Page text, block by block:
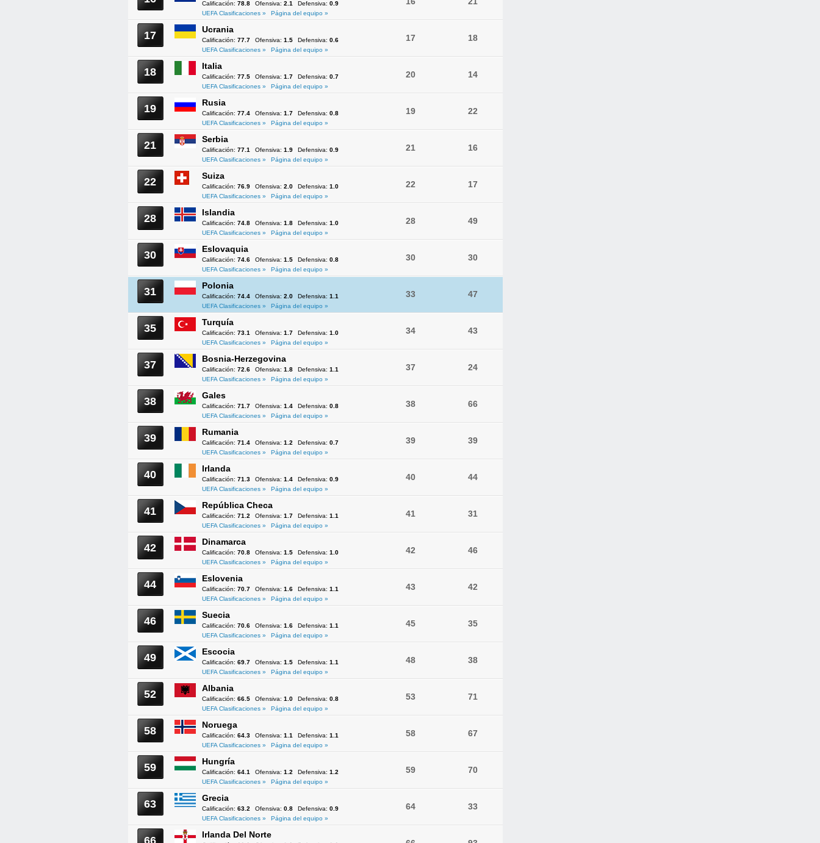
Calificación: 78.8 Ofensiva: 2.1 Defensiva: 0.9
UEFA Clasificaciones »
Página del equipo »
17 Ucrania
Calificación: 77.7 Ofensiva: 1.5 Defensiva: 0.6
UEFA Clasificaciones »
Página del equipo »
17 18
18 Italia
Calificación: 77.5 Ofensiva: 1.7 Defensiva: 0.7
UEFA Clasificaciones »
Página del equipo »
20 14
19 Rusia
Calificación: 77.4 Ofensiva: 1.7 Defensiva: 0.8
UEFA Clasificaciones »
Página del equipo »
19 22
21 Serbia
Calificación: 77.1 Ofensiva: 1.9 Defensiva: 0.9
UEFA Clasificaciones »
Página del equipo »
21 16
22 Suiza
Calificación: 76.9 Ofensiva: 2.0 Defensiva: 1.0
UEFA Clasificaciones »
Página del equipo »
22 17
28 Islandia
Calificación: 74.8 Ofensiva: 1.8 Defensiva: 1.0
UEFA Clasificaciones »
Página del equipo »
28 49
30 Eslovaquia
Calificación: 74.6 Ofensiva: 1.5 Defensiva: 0.8
UEFA Clasificaciones »
Página del equipo »
30 30
31 Polonia
Calificación: 74.4 Ofensiva: 2.0 Defensiva: 1.1
UEFA Clasificaciones »
Página del equipo »
33 47
35 Turquía
Calificación: 73.1 Ofensiva: 1.7 Defensiva: 1.0
UEFA Clasificaciones »
Página del equipo »
34 43
37 Bosnia-Herzegovina
Calificación: 72.6 Ofensiva: 1.8 Defensiva: 1.1
UEFA Clasificaciones »
Página del equipo »
37 24
38 Gales
Calificación: 71.7 Ofensiva: 1.4 Defensiva: 0.8
UEFA Clasificaciones »
Página del equipo »
38 66
39 Rumania
Calificación: 71.4 Ofensiva: 1.2 Defensiva: 0.7
UEFA Clasificaciones »
Página del equipo »
39 39
40 Irlanda
Calificación: 71.3 Ofensiva: 1.4 Defensiva: 0.9
UEFA Clasificaciones »
Página del equipo »
40 44
41 República Checa
Calificación: 71.2 Ofensiva: 1.7 Defensiva: 1.1
UEFA Clasificaciones »
Página del equipo »
41 31
42 Dinamarca
Calificación: 70.8 Ofensiva: 1.5 Defensiva: 1.0
UEFA Clasificaciones »
Página del equipo »
42 46
44 Eslovenia
Calificación: 70.7 Ofensiva: 1.6 Defensiva: 1.1
UEFA Clasificaciones »
Página del equipo »
43 42
46 Suecia
Calificación: 70.6 Ofensiva: 1.6 Defensiva: 1.1
UEFA Clasificaciones »
Página del equipo »
45 35
49 Escocia
Calificación: 69.7 Ofensiva: 1.5 Defensiva: 1.1
UEFA Clasificaciones »
Página del equipo »
48 38
52 Albania
Calificación: 66.5 Ofensiva: 1.0 Defensiva: 0.8
UEFA Clasificaciones »
Página del equipo »
53 71
58 Noruega
Calificación: 64.3 Ofensiva: 1.1 Defensiva: 1.1
UEFA Clasificaciones »
Página del equipo »
58 67
59 Hungría
Calificación: 64.1 Ofensiva: 1.2 Defensiva: 1.2
UEFA Clasificaciones »
Página del equipo »
59 70
63 Grecia
Calificación: 63.2 Ofensiva: 0.8 Defensiva: 0.9
UEFA Clasificaciones »
Página del equipo »
64 33
66 Irlanda Del Norte